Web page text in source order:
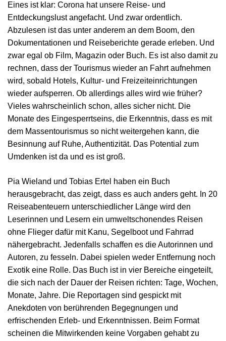
Eines ist klar: Corona hat unsere Reise- und
Entdeckungslust angefacht. Und zwar ordentlich.
Abzulesen ist das unter anderem an dem Boom, den
Dokumentationen und Reiseberichte gerade erleben. Und
zwar egal ob Film, Magazin oder Buch. Es ist also damit zu
rechnen, dass der Tourismus wieder an Fahrt aufnehmen
wird, sobald Hotels, Kultur- und Freizeiteinrichtungen
wieder aufsperren. Ob allerdings alles wird wie früher?
Vieles wahrscheinlich schon, alles sicher nicht. Die
Monate des Eingesperrtseins, die Erkenntnis, dass es mit
dem Massentourismus so nicht weitergehen kann, die
Besinnung auf Ruhe, Authentizität. Das Potential zum
Umdenken ist da und es ist groß.
Pia Wieland und Tobias Ertel haben ein Buch
herausgebracht, das zeigt, dass es auch anders geht. In 20
Reiseabenteuern unterschiedlicher Länge wird den
Leserinnen und Lesern ein umweltschonendes Reisen
ohne Flieger dafür mit Kanu, Segelboot und Fahrrad
nähergebracht. Jedenfalls schaffen es die Autorinnen und
Autoren, zu fesseln. Dabei spielen weder Entfernung noch
Exotik eine Rolle. Das Buch ist in vier Bereiche eingeteilt,
die sich nach der Dauer der Reisen richten: Tage, Wochen,
Monate, Jahre. Die Reportagen sind gespickt mit
Anekdoten von berührenden Begegnungen und
erfrischenden Erleb- und Erkenntnissen. Beim Format
scheinen die Mitwirkenden keine Vorgaben gehabt zu